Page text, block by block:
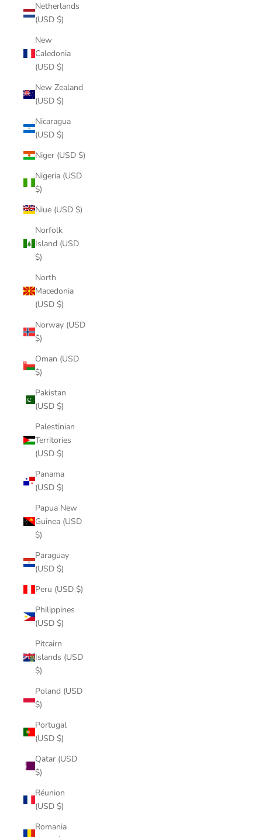
Netherlands
(USD $)
New
Caledonia
(USD $)
New Zealand
(USD $)
Nicaragua
(USD $)
Niger (USD $)
Nigeria (USD
$)
Niue (USD $)
Norfolk
Island (USD
$)
North
Macedonia
(USD $)
Norway (USD
$)
Oman (USD
$)
Pakistan
(USD $)
Palestinian
Territories
(USD $)
Panama
(USD $)
Papua New
Guinea (USD
$)
Paraguay
(USD $)
Peru (USD $)
Philippines
(USD $)
Pitcairn
Islands (USD
$)
Poland (USD
$)
Portugal
(USD $)
Qatar (USD
$)
Réunion
(USD $)
Romania